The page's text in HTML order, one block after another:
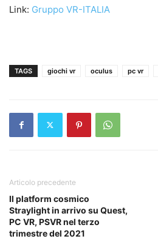
Link: Gruppo VR-ITALIA
TAGS giochi vr oculus pc vr
Articolo precedente
Il platform cosmico
Straylight in arrivo su Quest,
PC VR, PSVR nel terzo
trimestre del 2021